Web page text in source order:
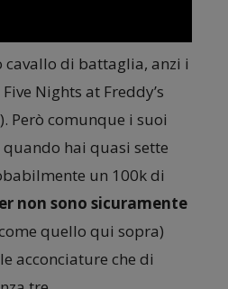
cavallo di battaglia, anzi i
Nights at Freddy’s
Però comunque i suoi
hai quasi sette
un 100k di
non sono sicuramente
quello qui sopra)
acconciature che di